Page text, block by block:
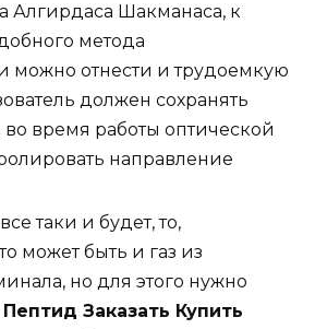
Алгирдаса Шакманаса, к
метода
можно отнести и трудоемкую
должен сохранять
время работы оптической
направление
таки и будет, то,
может быть и газ из
но для этого нужно
Пептид Заказать Купить